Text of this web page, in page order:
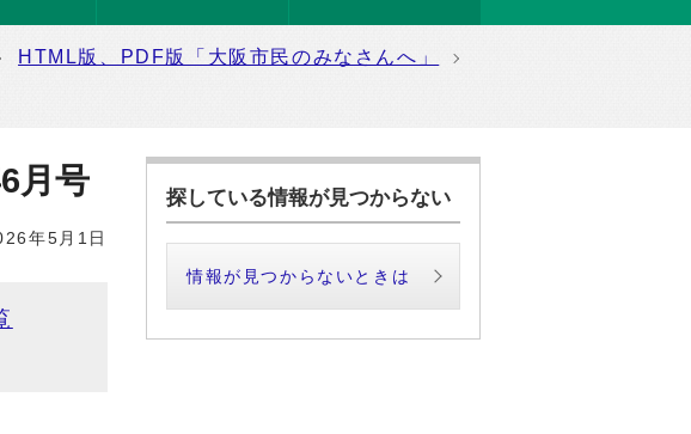
HTML版、PDF版「大阪市民のみなさんへ」
月号
年5月1日
探している情報が見つからない
情報が見つからないときは